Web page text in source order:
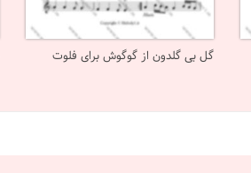
گل بی گلدون از گوگوش برای فلوت